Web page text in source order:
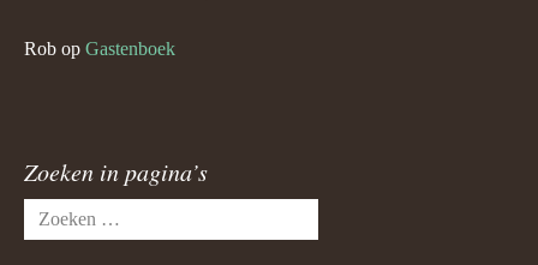
Rob op Gastenboek
Zoeken in pagina’s
Zoeken
naar: